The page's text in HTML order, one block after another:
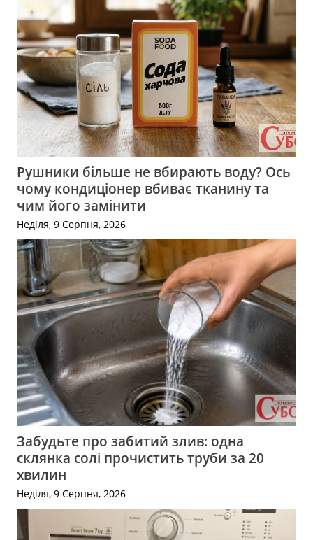
Рушники більше не вбирають воду? Ось
чому кондиціонер вбиває тканину та
чим його замінити
Неділя, 9 Серпня, 2026
Забудьте про забитий злив: одна
склянка солі прочистить труби за 20
хвилин
Неділя, 9 Серпня, 2026